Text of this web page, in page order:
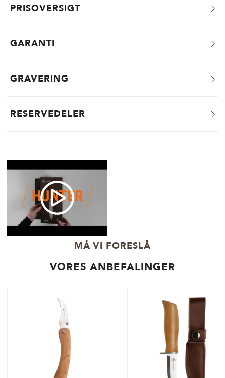
PRISOVERSIGT
GARANTI
GRAVERING
RESERVEDELER
MÅ VI FORESLÅ
VORES ANBEFALINGER